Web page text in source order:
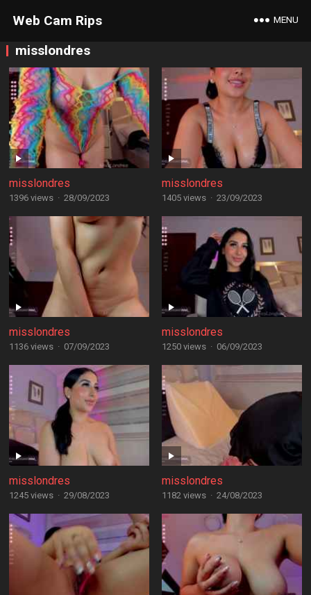
Web Cam Rips MENU
misslondres
misslondres
1396 views · 28/09/2023
misslondres
1405 views · 23/09/2023
misslondres
1136 views · 07/09/2023
misslondres
1250 views · 06/09/2023
misslondres
1245 views · 29/08/2023
misslondres
1182 views · 24/08/2023